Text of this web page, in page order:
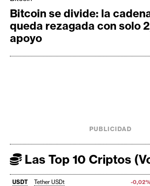
Bitcoin se divide: la
queda rezagada con solo
apoyo
PUBLICIDAD
Las Top 10 Criptos
USDT Tether USDt -0,02%